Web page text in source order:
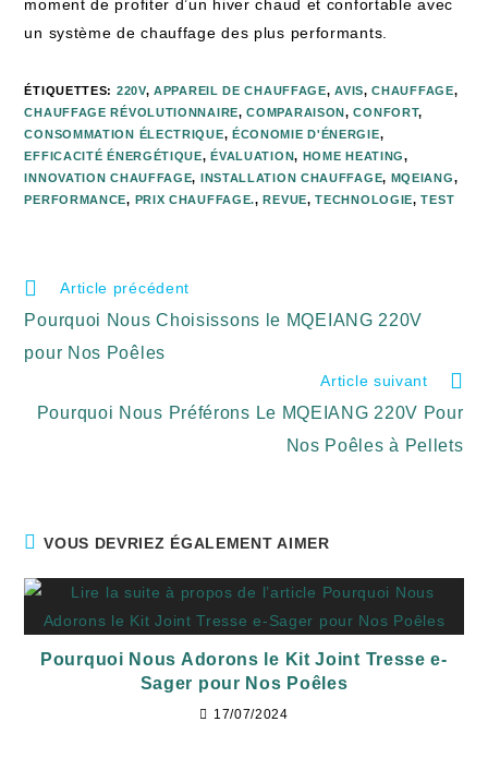
moment de profiter d’un hiver chaud et confortable avec
un système de chauffage des plus performants.
ÉTIQUETTES: 220V, APPAREIL DE CHAUFFAGE, AVIS, CHAUFFAGE,
CHAUFFAGE RÉVOLUTIONNAIRE, COMPARAISON, CONFORT,
CONSOMMATION ÉLECTRIQUE, ÉCONOMIE D'ÉNERGIE,
EFFICACITÉ ÉNERGÉTIQUE, ÉVALUATION, HOME HEATING,
INNOVATION CHAUFFAGE, INSTALLATION CHAUFFAGE, MQEIANG,
PERFORMANCE, PRIX CHAUFFAGE., REVUE, TECHNOLOGIE, TEST
Article précédent
Pourquoi Nous Choisissons le MQEIANG 220V
pour Nos Poêles
Article suivant
Pourquoi Nous Préférons Le MQEIANG 220V Pour
Nos Poêles à Pellets
VOUS DEVRIEZ ÉGALEMENT AIMER
Pourquoi Nous Adorons le Kit Joint Tresse e-
Sager pour Nos Poêles
17/07/2024